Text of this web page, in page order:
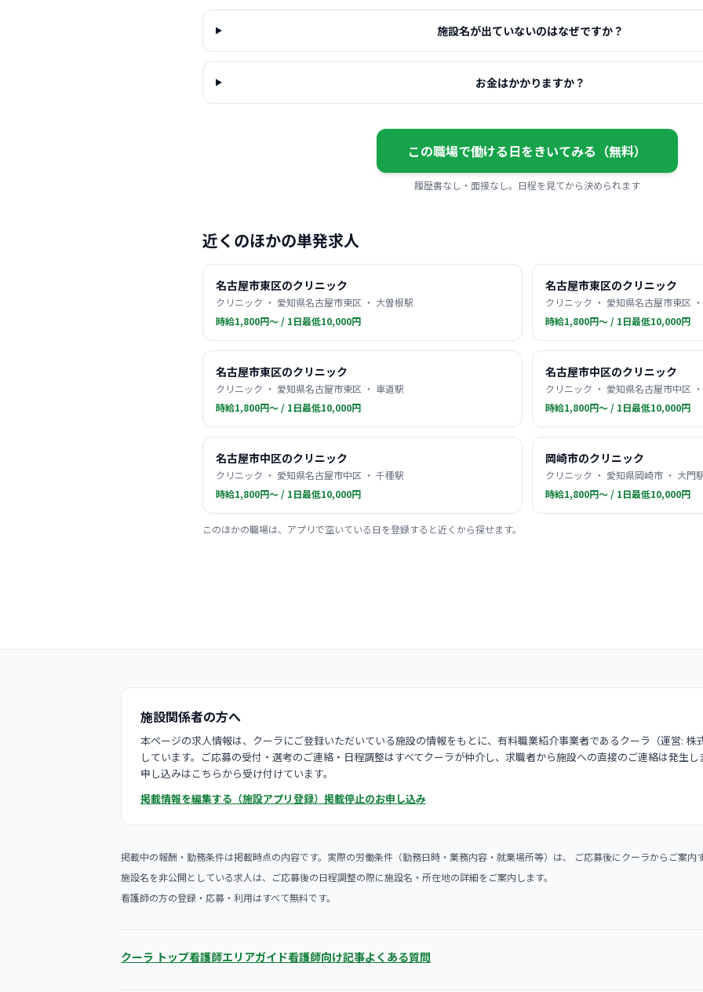
施設名が出ていないのはなぜですか？
お金はかかりますか？
この職場で働ける日をきいてみる（無料）
履歴書なし・面接なし。日程を見てから決められます
近くのほかの単発求人
名古屋市東区のクリニック
クリニック ・ 愛知県名古屋市東区 ・ 大曽根駅
時給1,800円〜 / 1日最低10,000円
名古屋市東区のクリニック
クリニック ・ 愛知県名古屋市東区
時給1,800円〜 / 1日最低10,000円
名古屋市東区のクリニック
クリニック ・ 愛知県名古屋市東区 ・ 車道駅
時給1,800円〜 / 1日最低10,000円
名古屋市中区のクリニック
クリニック ・ 愛知県名古屋市中区
時給1,800円〜 / 1日最低10,000円
名古屋市中区のクリニック
クリニック ・ 愛知県名古屋市中区 ・ 千種駅
時給1,800円〜 / 1日最低10,000円
岡崎市のクリニック
クリニック ・ 愛知県岡崎市 ・ 大門
時給1,800円〜 / 1日最低10,000円
このほかの職場は、アプリで空いている日を登録すると近くから探せます。
施設関係者の方へ
本ページの求人情報は、クーラにご登録いただいている施設の情報をもとに、有料職業紹介事業者であるクーラ（運営:
しています。ご応募の受付・選考のご連絡・日程調整はすべてクーラが仲介し、求職者から施設への直接のご連絡は発生
申し込みはこちらから受け付けています。
掲載情報を編集する（施設アプリ登録） 掲載停止のお申し込み
掲載中の報酬・勤務条件は掲載時点の内容です。実際の労働条件（勤務日時・業務内容・就業場所等）は、 ご応募後にクーラからご案内
施設名を非公開としている求人は、ご応募後の日程調整の際に施設名・所在地の詳細をご案内します。
看護師の方の登録・応募・利用はすべて無料です。
クーラ トップ看護師エリアガイド看護師向け記事よくある質問